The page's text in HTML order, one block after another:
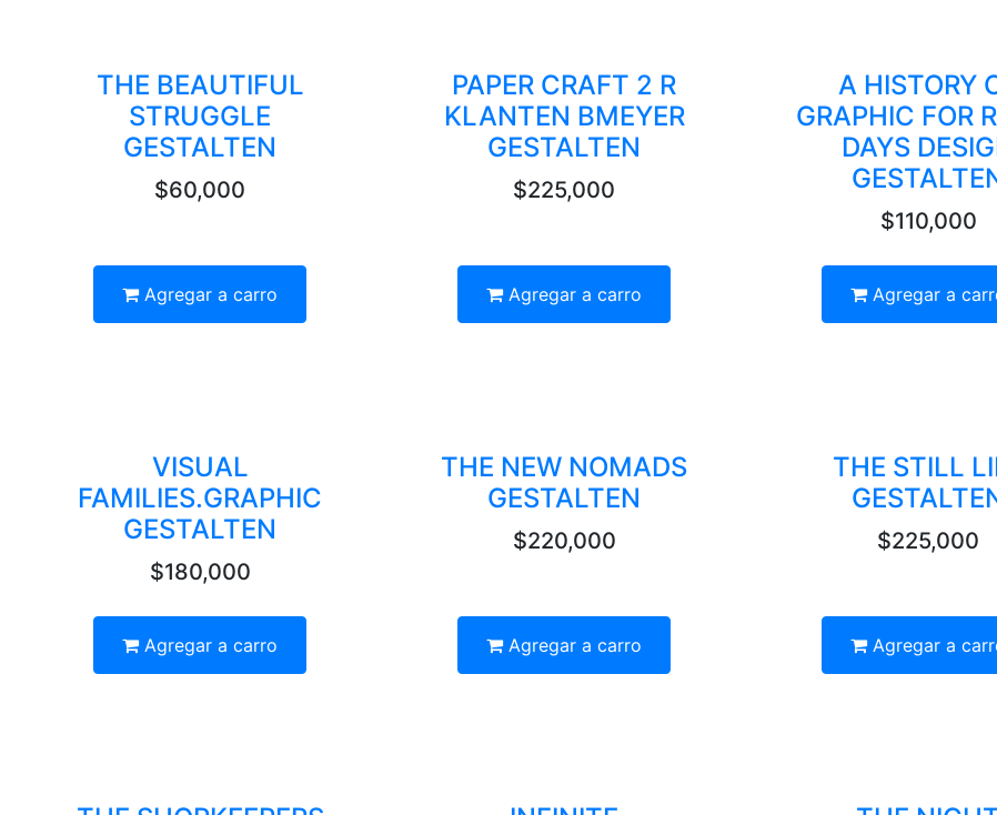
THE BEAUTIFUL
STRUGGLE
GESTALTEN
$60,000
Agregar a carro
PAPER CRAFT 2 R
KLANTEN BMEYER
GESTALTEN
$225,000
Agregar a carro
A HISTORY
GRAPHIC FOR
DAYS
$110,000
Agregar a
VISUAL
FAMILIES.GRAPHIC
GESTALTEN
$180,000
Agregar a carro
THE NEW NOMADS
GESTALTEN
$220,000
Agregar a carro
THE STILL
$225,000
Agregar a